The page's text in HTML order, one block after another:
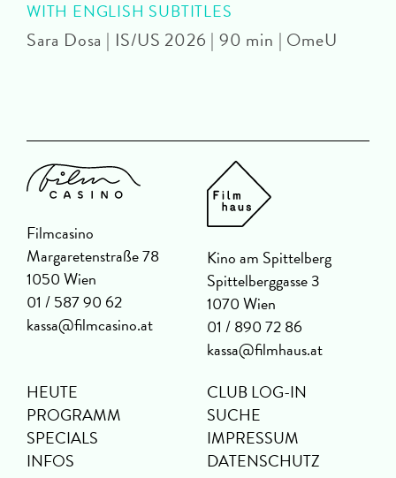
WITH ENGLISH SUBTITLES
Sara Dosa | IS/US 2026 | 90 min | OmeU
Filmcasino
Margaretenstraße 78
1050 Wien
01 / 587 90 62
kassa@filmcasino.at
Kino am Spittelberg
Spittelberggasse 3
1070 Wien
01 / 890 72 86
kassa@filmhaus.at
HEUTE
PROGRAMM
SPECIALS
INFOS
CLUB LOG-IN
SUCHE
IMPRESSUM
DATENSCHUTZ